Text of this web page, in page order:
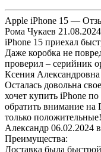
Apple iPhone 15 —
Рома Чукаев
iPhone 15 приехал
Даже коробка не
проверил – серийник
Ксения Александровна
Осталась довольна
хочет купить iPhone
обратить внимание на
только положительные!
Александр 06.02.2024
Преимущества:
Доставка была